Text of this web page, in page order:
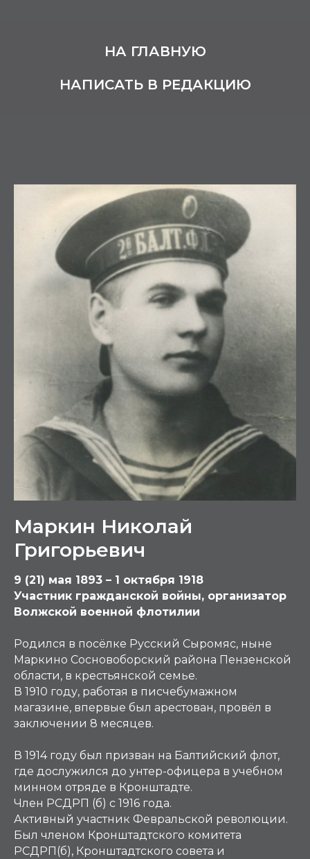
НА ГЛАВНУЮ
НАПИСАТЬ В РЕДАКЦИЮ
Маркин Николай
Григорьевич
9 (21) мая 1893 – 1 октября 1918
Участник гражданской войны, организатор
Волжской военной флотилии
Родился в посёлке Русский Сыромяс, ныне
Маркино Сосновоборский района Пензенской
области, в крестьянской семье.
В 1910 году, работая в писчебумажном
магазине, впервые был арестован, провёл в
заключении 8 месяцев.
В 1914 году был призван на Балтийский флот,
где дослужился до унтер-офицера в учебном
минном отряде в Кронштадте.
Член РСДРП (б) с 1916 года.
Активный участник Февральской революции.
Был членом Кронштадтского комитета
РСДРП(б), Кронштадтского совета и